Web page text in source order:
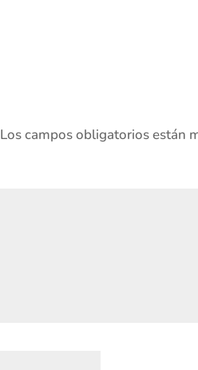
Los campos obligatorios están